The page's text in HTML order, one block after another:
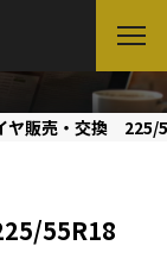
ヤ販売・交換
55R18